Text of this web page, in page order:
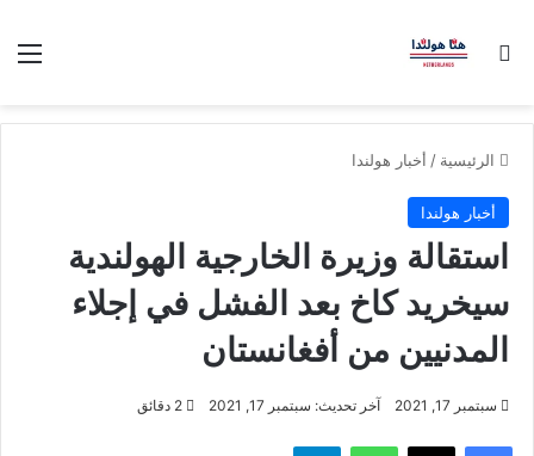
بحث عن
الرئيسية / أخبار هولندا
أخبار هولندا
استقالة وزيرة الخارجية الهولندية
سيخريد كاخ بعد الفشل في إجلاء
المدنيين من أفغانستان
سبتمبر 17, 2021 آخر تحديث: سبتمبر 17, 2021
فيسبوك ‫X واتساب تيلقرام